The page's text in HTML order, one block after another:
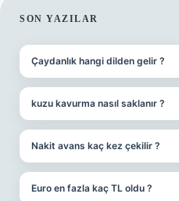
SIDEBAR
SON YAZILAR
Çaydanlık hangi dilden gelir ?
kuzu kavurma nasıl saklanır ?
Nakit avans kaç kez çekilir ?
Euro en fazla kaç TL oldu ?